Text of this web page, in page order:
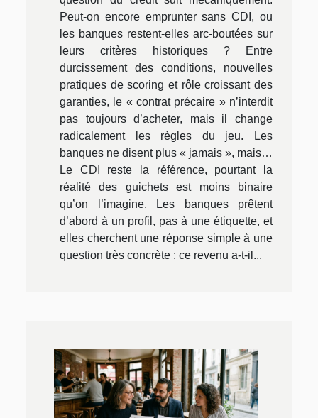
Peut-on encore emprunter sans CDI, ou
les banques restent-elles arc-boutées sur
leurs critères historiques ? Entre
durcissement des conditions, nouvelles
pratiques de scoring et rôle croissant des
garanties, le « contrat précaire » n’interdit
pas toujours d’acheter, mais il change
radicalement les règles du jeu. Les
banques ne disent plus « jamais », mais…
Le CDI reste la référence, pourtant la
réalité des guichets est moins binaire
qu’on l’imagine. Les banques prêtent
d’abord à un profil, pas à une étiquette, et
elles cherchent une réponse simple à une
question très concrète : ce revenu a-t-il...